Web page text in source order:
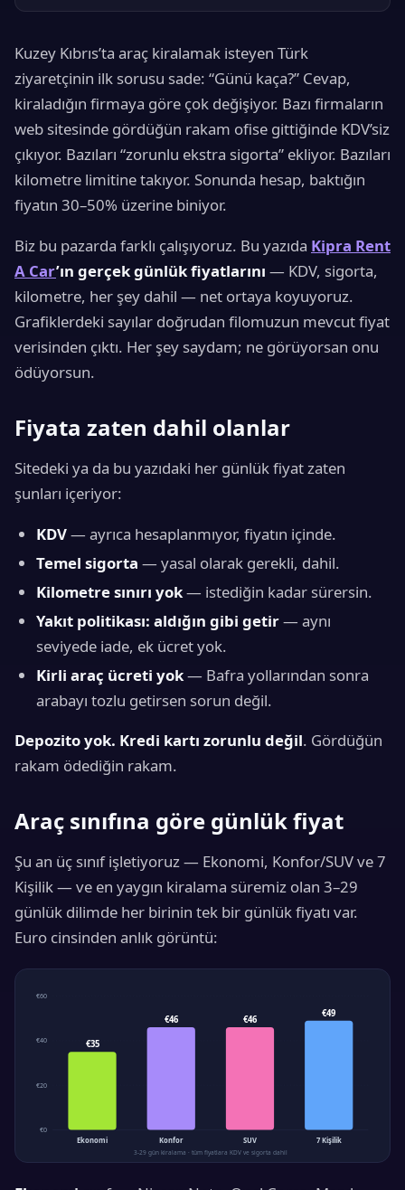
Kuzey Kıbrıs’ta araç kiralamak isteyen Türk
ziyaretçinin ilk sorusu sade: “Günü kaça?” Cevap,
kiraladığın firmaya göre çok değişiyor. Bazı firmaların
web sitesinde gördüğün rakam ofise gittiğinde KDV’siz
çıkıyor. Bazıları “zorunlu ekstra sigorta” ekliyor. Bazıları
kilometre limitine takıyor. Sonunda hesap, baktığın
fiyatın 30–50% üzerine biniyor.
Biz bu pazarda farklı çalışıyoruz. Bu yazıda Kipra Rent
A Car’ın gerçek günlük fiyatlarını — KDV, sigorta,
kilometre, her şey dahil — net ortaya koyuyoruz.
Grafiklerdeki sayılar doğrudan filomuzun mevcut fiyat
verisinden çıktı. Her şey saydam; ne görüyorsan onu
ödüyorsun.
Fiyata zaten dahil olanlar
Sitedeki ya da bu yazıdaki her günlük fiyat zaten
şunları içeriyor:
KDV— ayrıca hesaplanmıyor, fiyatın içinde.
Temel sigorta — yasal olarak gerekli, dahil.
Kilometre sınırı yok— istediğin kadar sürersin.
Yakıt politikası: aldığın gibi getir— aynı
seviyede iade, ek ücret yok.
Kirli araç ücreti yok— Bafra yollarından sonra
arabayı tozlu getirsen sorun değil.
Depozito yok. Kredi kartı zorunlu değil. Gördüğün
rakam ödediğin rakam.
Araç sınıfına göre günlük fiyat
Şu an üç sınıf işletiyoruz — Ekonomi, Konfor/SUV ve 7
Kişilik — ve en yaygın kiralama süremiz olan 3–29
günlük dilimde her birinin tek bir günlük fiyatı var.
Euro cinsinden anlık görüntü:
€0
€20
€40
€60
€35
€46 €46
€49
Ekonomi Konfor SUV 7 Kişilik
3-29 gün kiralama · tüm fiyatlara KDV ve sigorta dahil